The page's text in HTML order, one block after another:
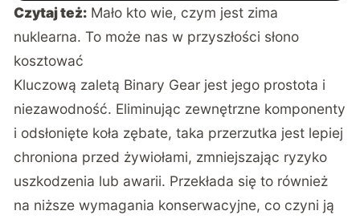
Czytaj też: Mało kto wie, czym jest zima
nuklearna. To może nas w przyszłości słono
kosztować
Kluczową zaletą Binary Gear jest jego prostota i
niezawodność. Eliminując zewnętrzne komponenty
i odsłonięte koła zębate, taka przerzutka jest lepiej
chroniona przed żywiołami, zmniejszając ryzyko
uszkodzenia lub awarii. Przekłada się to również
na niższe wymagania konserwacyjne, co czyni ją